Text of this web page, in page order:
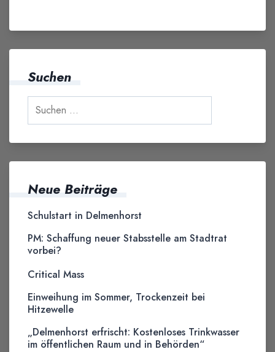
Suchen
Neue Beiträge
Schulstart in Delmenhorst
PM: Schaffung neuer Stabsstelle am Stadtrat
vorbei?
Critical Mass
Einweihung im Sommer, Trockenzeit bei
Hitzewelle
„Delmenhorst erfrischt: Kostenloses Trinkwasser
im öffentlichen Raum und in Behörden“